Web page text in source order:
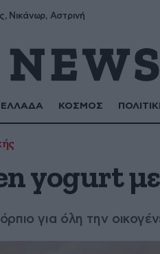
Νικάνωρ, Αστρινή
ΕΛΛΑΔΑ ΚΟΣΜΟΣ
yogurt
για όλη την